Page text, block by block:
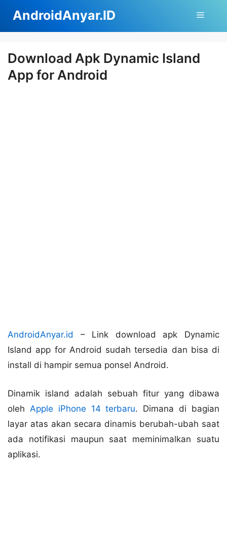
isi
AndroidAnyar.ID Menu
Download Apk Dynamic Island
App for Android
AndroidAnyar.id – Link download apk Dynamic
Island app for Android sudah tersedia dan bisa di
install di hampir semua ponsel Android.
Dinamik island adalah sebuah fitur yang dibawa
oleh Apple iPhone 14 terbaru. Dimana di bagian
layar atas akan secara dinamis berubah-ubah saat
ada notifikasi maupun saat meminimalkan suatu
aplikasi.